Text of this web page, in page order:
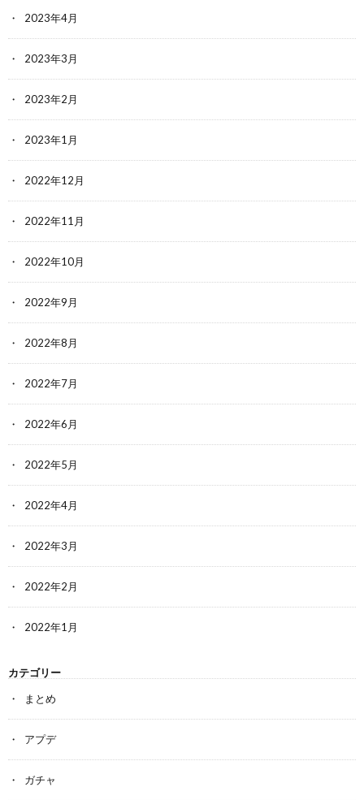
2023年4月
2023年3月
2023年2月
2023年1月
2022年12月
2022年11月
2022年10月
2022年9月
2022年8月
2022年7月
2022年6月
2022年5月
2022年4月
2022年3月
2022年2月
2022年1月
カテゴリー
まとめ
アプデ
ガチャ